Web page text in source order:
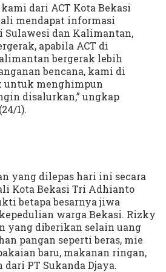
dari ACT Kota Bekasi
mendapat informasi
Sulawesi dan Kalimantan,
apabila ACT di
bergerak lebih
bencana, kami di
untuk menghimpun
disalurkan,” ungkap
1).
yang dilepas hari ini secara
Kota Bekasi Tri Adhianto
betapa besarnya jiwa
warga Bekasi. Rizky
yang diberikan selain uang
pangan seperti beras, mie
baru, makanan ringan,
PT Sukanda Djaya.